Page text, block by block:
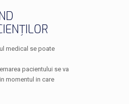
medical se poate
pacientului se va
momentul in care